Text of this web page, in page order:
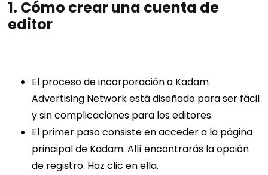
1. Cómo crear una cuenta de
editor
El proceso de incorporación a Kadam
Advertising Network está diseñado para ser fácil
y sin complicaciones para los editores.
El primer paso consiste en acceder a la página
principal de Kadam. Allí encontrarás la opción
de registro. Haz clic en ella.